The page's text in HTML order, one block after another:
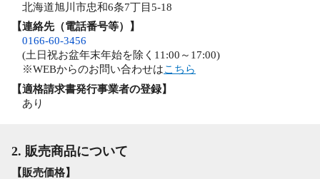
北海道旭川市忠和6条7丁目5-18
【連絡先（電話番号等）】
0166-60-3456
(土日祝お盆年末年始を除く11:00～17:00)
※WEBからのお問い合わせはこちら
【適格請求書発行事業者の登録】
あり
2. 販売商品について
【販売価格】